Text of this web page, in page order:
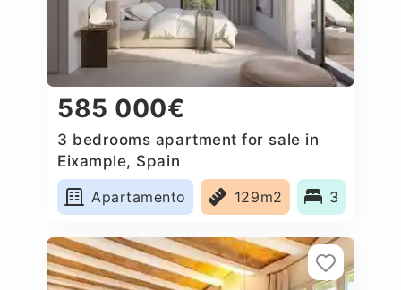
585 000€
3 bedrooms apartment for sale in
Eixample, Spain
Apartamento
129m2 3